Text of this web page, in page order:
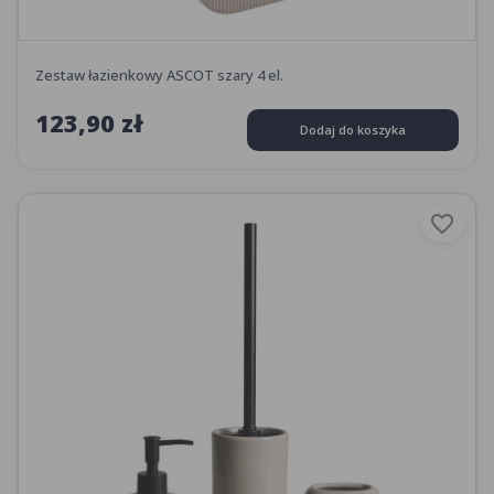
Zestaw łazienkowy ASCOT szary 4 el.
123,90 zł Dodaj do koszyka
favorite_border